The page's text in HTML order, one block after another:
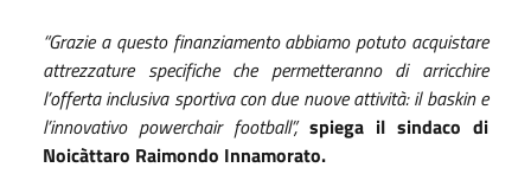
“Grazie a questo finanziamento abbiamo potuto acquistare
attrezzature specifiche che permetteranno di arricchire
l’offerta inclusiva sportiva con due nuove attività: il baskin e
l’innovativo powerchair football”, spiega il sindaco di
Noicàttaro Raimondo Innamorato.